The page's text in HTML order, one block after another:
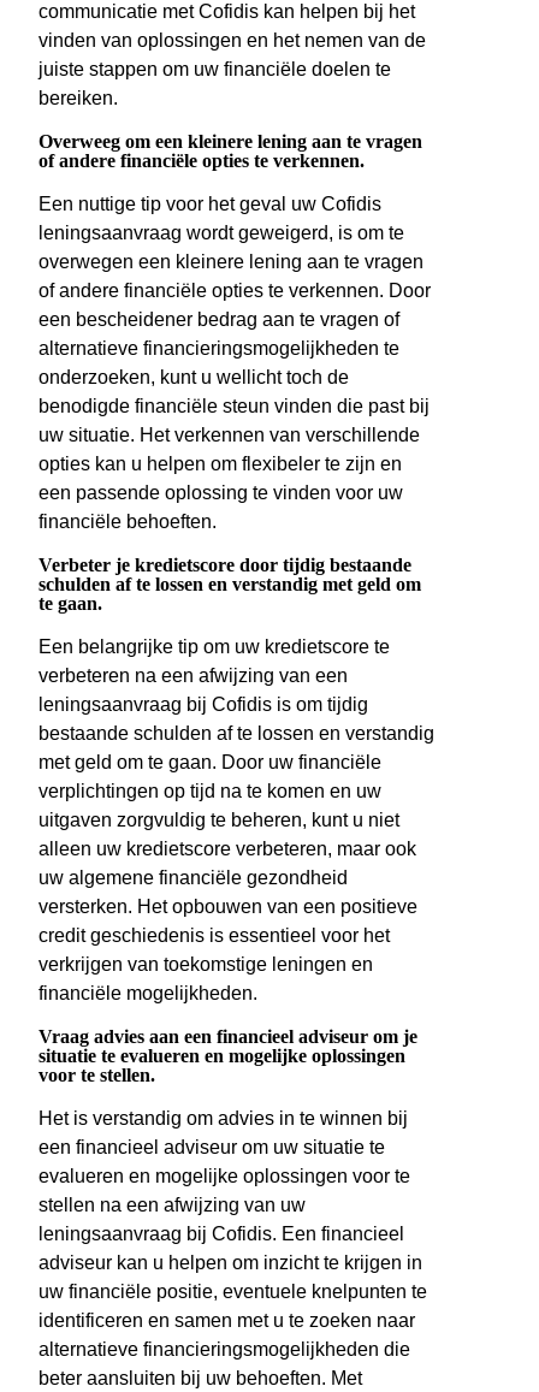
communicatie met Cofidis kan helpen bij het
vinden van oplossingen en het nemen van de
juiste stappen om uw financiële doelen te
bereiken.
Overweeg om een kleinere lening aan te vragen
of andere financiële opties te verkennen.
Een nuttige tip voor het geval uw Cofidis
leningsaanvraag wordt geweigerd, is om te
overwegen een kleinere lening aan te vragen
of andere financiële opties te verkennen. Door
een bescheidener bedrag aan te vragen of
alternatieve financieringsmogelijkheden te
onderzoeken, kunt u wellicht toch de
benodigde financiële steun vinden die past bij
uw situatie. Het verkennen van verschillende
opties kan u helpen om flexibeler te zijn en
een passende oplossing te vinden voor uw
financiële behoeften.
Verbeter je kredietscore door tijdig bestaande
schulden af te lossen en verstandig met geld om
te gaan.
Een belangrijke tip om uw kredietscore te
verbeteren na een afwijzing van een
leningsaanvraag bij Cofidis is om tijdig
bestaande schulden af te lossen en verstandig
met geld om te gaan. Door uw financiële
verplichtingen op tijd na te komen en uw
uitgaven zorgvuldig te beheren, kunt u niet
alleen uw kredietscore verbeteren, maar ook
uw algemene financiële gezondheid
versterken. Het opbouwen van een positieve
credit geschiedenis is essentieel voor het
verkrijgen van toekomstige leningen en
financiële mogelijkheden.
Vraag advies aan een financieel adviseur om je
situatie te evalueren en mogelijke oplossingen
voor te stellen.
Het is verstandig om advies in te winnen bij
een financieel adviseur om uw situatie te
evalueren en mogelijke oplossingen voor te
stellen na een afwijzing van uw
leningsaanvraag bij Cofidis. Een financieel
adviseur kan u helpen om inzicht te krijgen in
uw financiële positie, eventuele knelpunten te
identificeren en samen met u te zoeken naar
alternatieve financieringsmogelijkheden die
beter aansluiten bij uw behoeften. Met